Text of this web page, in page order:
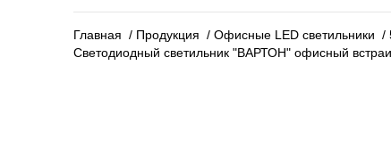
Главная / Продукция / Офисные LED светильники /
Светодиодный светильник "ВАРТОН" офисный